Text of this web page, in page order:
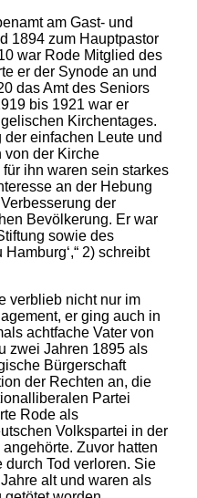
am Gast- und
1894 zum Hauptpastor
war Rode Mitglied des
er der Synode an und
das Amt des Seniors
bis 1921 war er
Kirchentages.
einfachen Leute und
von der Kirche
ihn waren sein starkes
an der Hebung
der
Bevölkerung. Er war
sowie des
2) schreibt
verblieb nicht nur im
er ging auch in
achtfache Vater von
zwei Jahren 1895 als
Bürgerschaft
der Rechten an, die
Partei
Rode als
Volkspartei in der
Zuvor hatten
Tod verloren. Sie
alt und waren als